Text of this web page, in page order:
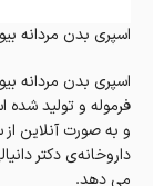
اسپری بدن مردانه
اسپری بدن مردانه
فرموله و تولید
و به صورت آنلاین از
داروخانه‌‌ی دکتر
می‌ دهد.